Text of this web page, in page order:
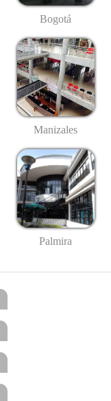
Bogotá
Manizales
Palmira